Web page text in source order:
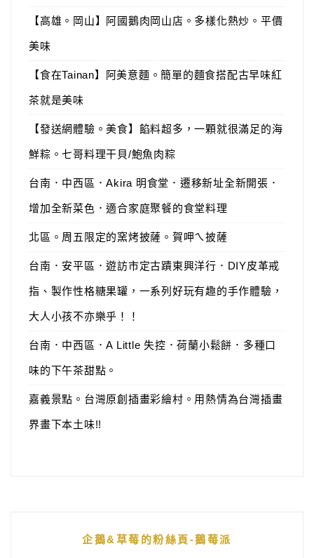
【高雄。岡山】阿國鵝肉岡山店。多樣化熱炒。平價
美味
【食在Tainan】阿美意麵。簡單的麵食搭配古早味紅
茶就是美味
【發送網體驗。美食】餡料超多，一顆就很滿足的海
鮮粽。七哥料理干貝/鮑魚肉粽
台南．中西區．Akira 明食堂．遷移新址全新開張．
增加全新菜色．適合家庭聚餐的食堂料理
北區。周五限定的窯烤披薩。賀呷ㄟ披薩
台南．安平區．遊訪市定古蹟東興洋行．DIY皮革戒
指、製作性格糖果罐，一系列好玩有趣的手作體驗，
大人小孩不亦樂乎！！
台南．中西區．A Little 失控．荷蘭小鬆餅．多種口
味的下午茶甜點。
嘉義景點。台灣原創插畫彩繪村。用熱情為台灣插畫
界畫下本土味!!
企鵝&草莓的粉絲頁-鵝莓派